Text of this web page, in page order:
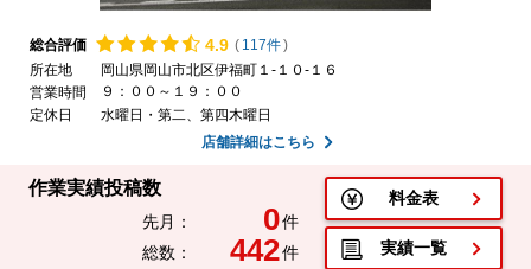
総合評価 4.9 ( 117件)
所在地
岡山県岡山市北区伊福町１-１０-１６
営業時間
９：００～１９：００
定休日
水曜日・第二、第四木曜日
店舗詳細はこちら
作業実績投稿数
先月： 0件
総数：
442件
料金表
実績一覧